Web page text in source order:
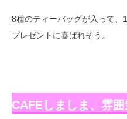
8種のティーバッグが入って、
プレゼントに喜ばれそう。
CAFEしましま、雰